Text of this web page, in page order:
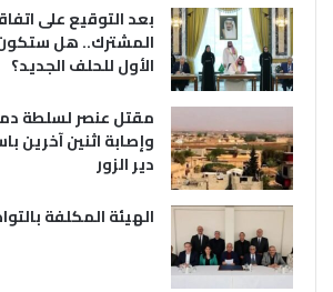
بعد التوقيع على
المشترك.. هل ستكون
الأول للحلف الجديد؟
مقتل عنصر لسلطة
وإصابة اثنين آخرين
دير الزور
الهيئة المكلفة